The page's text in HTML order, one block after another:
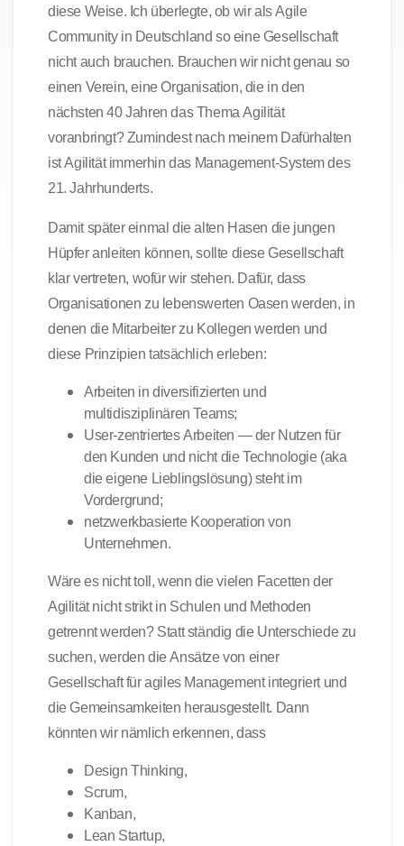
diese Weise. Ich überlegte, ob wir als Agile
Community in Deutschland so eine Gesellschaft
nicht auch brauchen. Brauchen wir nicht genau so
einen Verein, eine Organisation, die in den
nächsten 40 Jahren das Thema Agilität
voranbringt? Zumindest nach meinem Dafürhalten
ist Agilität immerhin das Management-System des
21. Jahrhunderts.
Damit später einmal die alten Hasen die jungen
Hüpfer anleiten können, sollte diese Gesellschaft
klar vertreten, wofür wir stehen. Dafür, dass
Organisationen zu lebenswerten Oasen werden, in
denen die Mitarbeiter zu Kollegen werden und
diese Prinzipien tatsächlich erleben:
Arbeiten in diversifizierten und
multidisziplinären Teams;
User-zentriertes Arbeiten — der Nutzen für
den Kunden und nicht die Technologie (aka
die eigene Lieblingslösung) steht im
Vordergrund;
netzwerkbasierte Kooperation von
Unternehmen.
Wäre es nicht toll, wenn die vielen Facetten der
Agilität nicht strikt in Schulen und Methoden
getrennt werden? Statt ständig die Unterschiede zu
suchen, werden die Ansätze von einer
Gesellschaft für agiles Management integriert und
die Gemeinsamkeiten herausgestellt. Dann
könnten wir nämlich erkennen, dass
Design Thinking,
Scrum,
Kanban,
Lean Startup,